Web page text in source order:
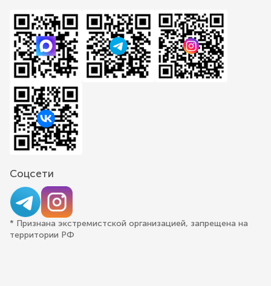
Соцсети
* Признана экстремистской организацией, запрещена на
территории РФ